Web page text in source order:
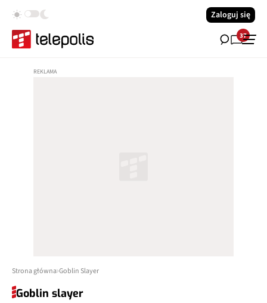
Zaloguj się
37
Strona główna Goblin Slayer
Goblin slayer